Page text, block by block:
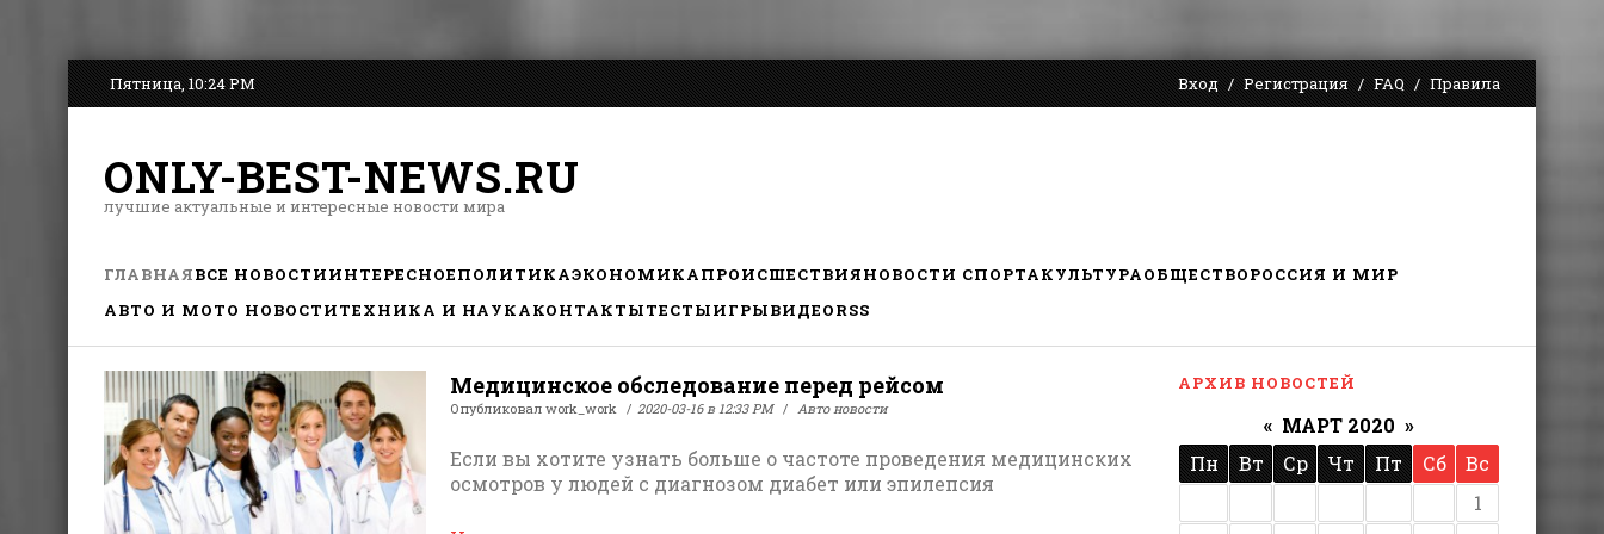
Пятница, 10:24 PM Вход Регистрация FAQ Правила
ONLY-BEST-NEWS.RU
лучшие актуальные и интересные новости мира
ГЛАВНАЯВСЕ НОВОСТИИНТЕРЕСНОЕПОЛИТИКАЭКОНОМИКАПРОИСШЕСТВИЯНОВОСТИ СПОРТАКУЛЬТУРАОБЩЕСТВОРОССИЯ И МИР
АВТО И МОТО НОВОСТИТЕХНИКА И НАУКАКОНТАКТЫТЕСТЫИГРЫВИДЕОRSS
Медицинское обследование перед рейсом
Опубликовал work_work 2020-03-16 в 12:33 PM Авто новости
Если вы хотите узнать больше о частоте проведения медицинских
осмотров у людей с диагнозом диабет или эпилепсия
АРХИВ НОВОСТЕЙ
« МАРТ 2020 »
Пн
Вт Ср Чт Пт Сб
Вс
1